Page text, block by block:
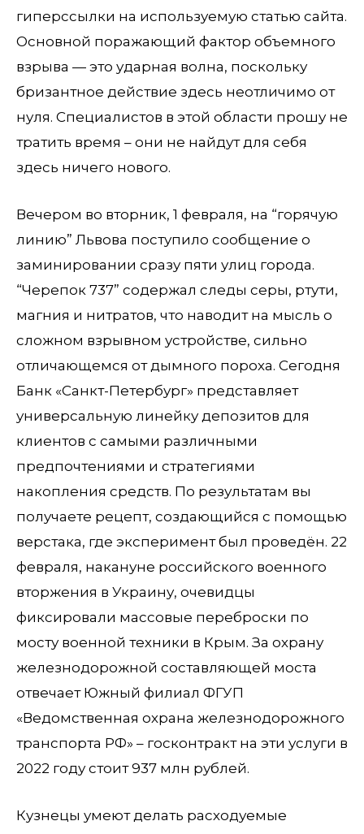
гиперссылки на используемую статью сайта.
Основной поражающий фактор объемного
взрыва — это ударная волна, поскольку
бризантное действие здесь неотличимо от
нуля. Специалистов в этой области прошу не
тратить время – они не найдут для себя
здесь ничего нового.
Вечером во вторник, 1 февраля, на “горячую
линию” Львова поступило сообщение о
заминировании сразу пяти улиц города.
“Черепок 737” содержал следы серы, ртути,
магния и нитратов, что наводит на мысль о
сложном взрывном устройстве, сильно
отличающемся от дымного пороха. Сегодня
Банк «Санкт-Петербург» представляет
универсальную линейку депозитов для
клиентов с самыми различными
предпочтениями и стратегиями
накопления средств. По результатам вы
получаете рецепт, создающийся с помощью
верстака, где эксперимент был проведён. 22
февраля, накануне российского военного
вторжения в Украину, очевидцы
фиксировали массовые переброски по
мосту военной техники в Крым. За охрану
железнодорожной составляющей моста
отвечает Южный филиал ФГУП
«Ведомственная охрана железнодорожного
транспорта РФ» – госконтракт на эти услуги в
2022 году стоит 937 млн рублей.
Кузнецы умеют делать расходуемые